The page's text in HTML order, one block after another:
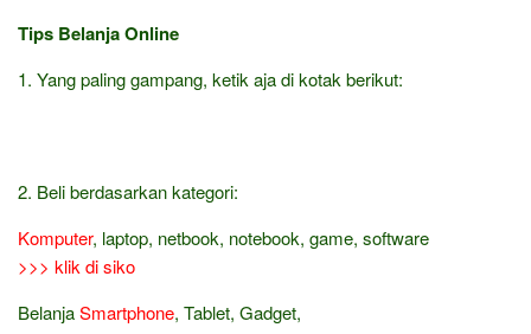
Tips Belanja Online
1. Yang paling gampang, ketik aja di kotak berikut:
2. Beli berdasarkan kategori:
Komputer, laptop, netbook, notebook, game, software
>>> klik di siko
BelanjaSmartphone, Tablet, Gadget,